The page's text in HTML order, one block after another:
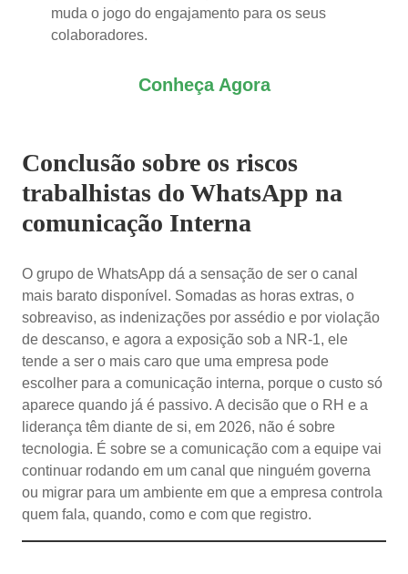
muda o jogo do engajamento para os seus
colaboradores.
Conheça Agora
Conclusão sobre os riscos
trabalhistas do WhatsApp na
comunicação Interna
O grupo de WhatsApp dá a sensação de ser o canal
mais barato disponível. Somadas as horas extras, o
sobreaviso, as indenizações por assédio e por violação
de descanso, e agora a exposição sob a NR-1, ele
tende a ser o mais caro que uma empresa pode
escolher para a comunicação interna, porque o custo só
aparece quando já é passivo. A decisão que o RH e a
liderança têm diante de si, em 2026, não é sobre
tecnologia. É sobre se a comunicação com a equipe vai
continuar rodando em um canal que ninguém governa
ou migrar para um ambiente em que a empresa controla
quem fala, quando, como e com que registro.